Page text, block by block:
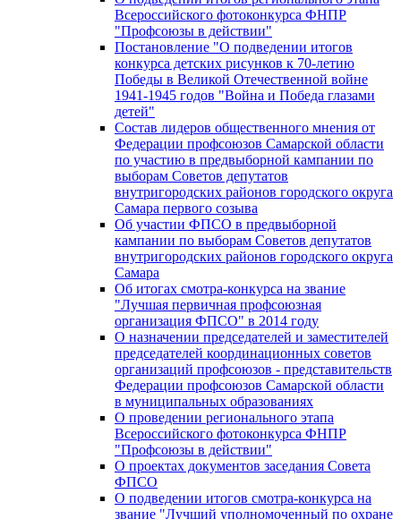
Всероссийского фотоконкурса ФНПР
"Профсоюзы в действии"
Постановление "О подведении итогов
конкурса детских рисунков к 70-летию
Победы в Великой Отечественной войне
1941-1945 годов "Война и Победа глазами
детей"
Состав лидеров общественного мнения от
Федерации профсоюзов Самарской области
по участию в предвыборной кампании по
выборам Советов депутатов
внутригородских районов городского округа
Самара первого созыва
Об участии ФПСО в предвыборной
кампании по выборам Советов депутатов
внутригородских районов городского округа
Самара
Об итогах смотра-конкурса на звание
"Лучшая первичная профсоюзная
организация ФПСО" в 2014 году
О назначении председателей и заместителей
председателей координационных советов
организаций профсоюзов - представительств
Федерации профсоюзов Самарской области
в муниципальных образованиях
О проведении регионального этапа
Всероссийского фотоконкурса ФНПР
"Профсоюзы в действии"
О проектах документов заседания Совета
ФПСО
О подведении итогов смотра-конкурса на
звание "Лучший уполномоченный по охране